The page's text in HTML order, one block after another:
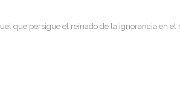
que persigue el reinado de la ignorancia en